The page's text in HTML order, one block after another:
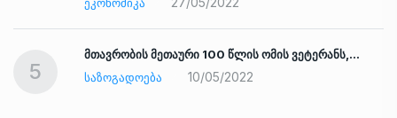
5
მთავრობის მეთაური 100 წლის ომის ვეტერანს,…
ᲡᲐᲖᲝᲒᲐᲓᲝᲔᲑᲐ
10/05/2022